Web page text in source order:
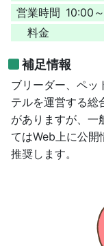
営業時間 10:00
料金
補足情報
ブリーダー、ペッ
テルを運営する総
がありますが、一
てはWeb上に公開
推奨します。